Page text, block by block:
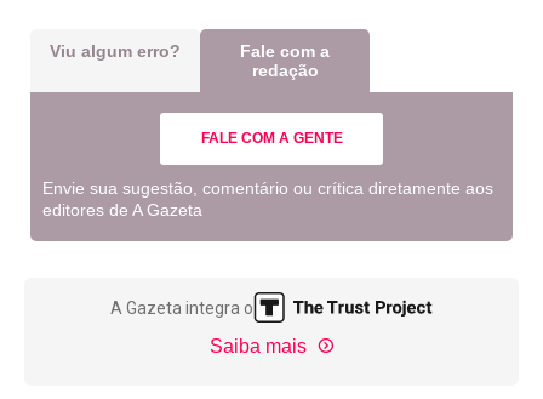
Viu algum erro?
Fale com a
redação
FALE COM A GENTE
Envie sua sugestão, comentário ou crítica diretamente aos
editores de A Gazeta
A Gazeta integra o
Saiba mais